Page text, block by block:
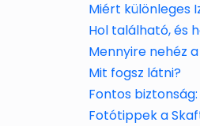
Miért különleges
Hol található, és
Mennyire nehéz
Mit fogsz látni?
Fontos
Fotótippek a